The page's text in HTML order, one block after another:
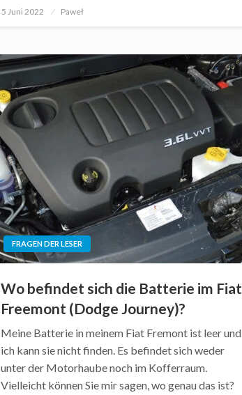
Posted
5 Juni 2022 Paweł
FRAGEN DER LESER
Wo befindet sich die Batterie im Fiat
Freemont (Dodge Journey)?
Meine Batterie in meinem Fiat Fremont ist leer und
ich kann sie nicht finden. Es befindet sich weder
unter der Motorhaube noch im Kofferraum.
Vielleicht können Sie mir sagen, wo genau das ist?